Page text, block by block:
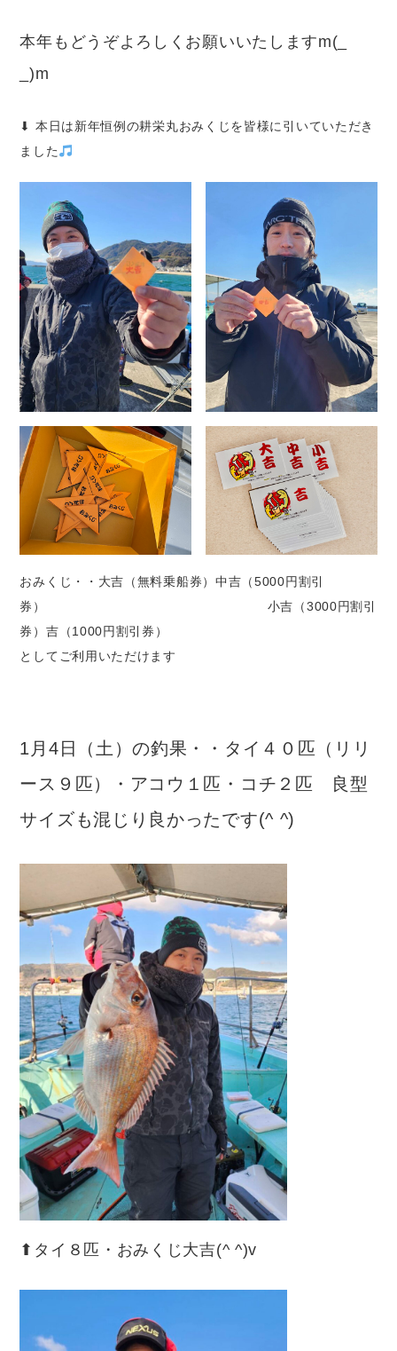
本年もどうぞよろしくお願いいたしますm(_
_)m
⬇︎ 本日は新年恒例の耕栄丸おみくじを皆様に引いていただき
ました
おみくじ・・大吉（無料乗船券）中吉（5000円割引
券） 小吉（3000円割引
券）吉（1000円割引券）
としてご利用いただけます
1月4日（土）の釣果・・タイ４０匹（リリ
ース９匹）・アコウ１匹・コチ２匹 良型
サイズも混じり良かったです(^ ^)
⬆︎タイ８匹・おみくじ大吉(^ ^)v